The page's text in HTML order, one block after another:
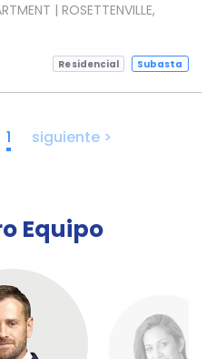
| ROSETTENVILLE,
Residencial Subasta
1 siguiente >
Equipo